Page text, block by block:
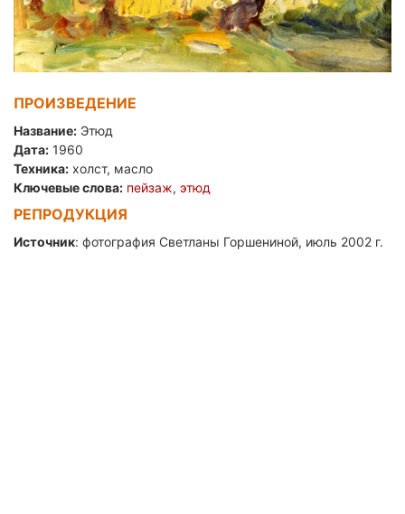
ПРОИЗВЕДЕНИЕ
Название: Этюд
Дата: 1960
Техника: холст, масло
Ключевые слова: пейзаж, этюд
РЕПРОДУКЦИЯ
Источник: фотография Светланы Горшениной, июль 2002 г.